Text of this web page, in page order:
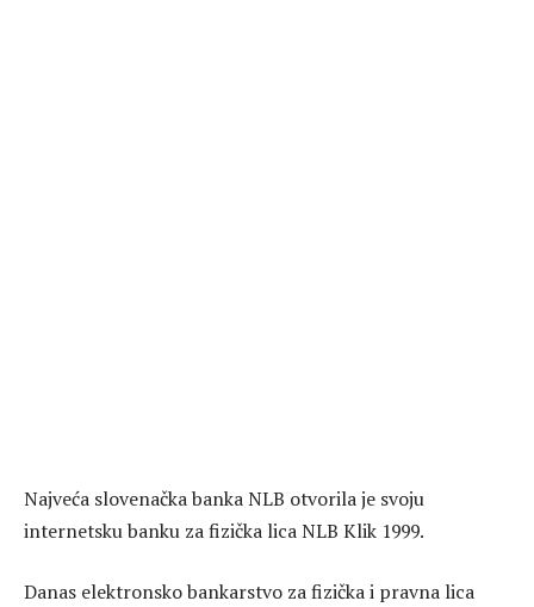
Najveća slovenačka banka NLB otvorila je svoju
internetsku banku za fizička lica NLB Klik 1999.
Danas elektronsko bankarstvo za fizička i pravna lica